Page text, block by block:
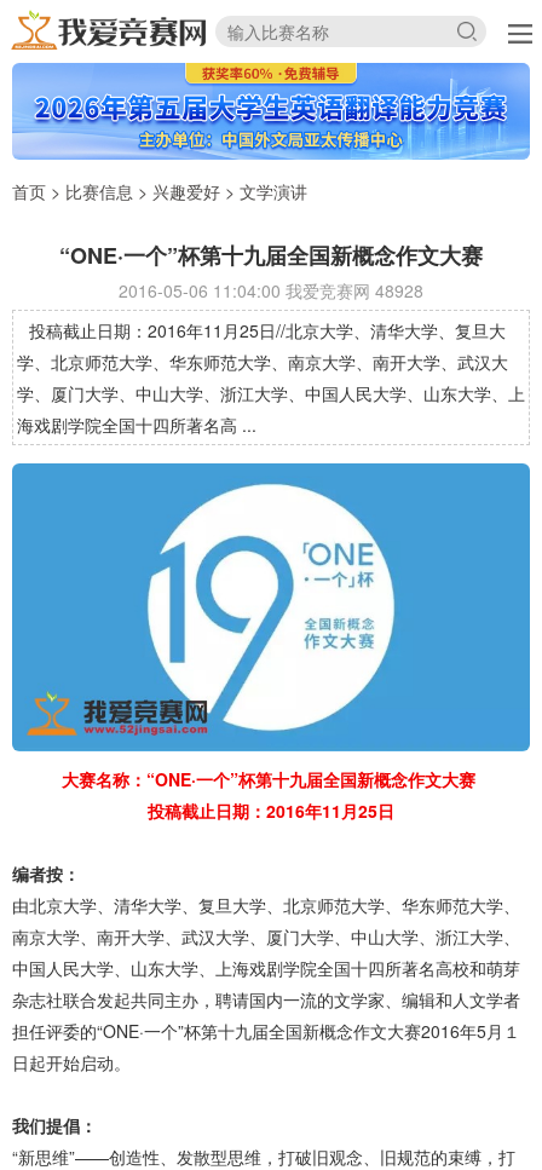
首页 > 比赛信息 > 兴趣爱好 > 文学演讲
“ONE·一个”杯第十九届全国新概念作文大赛
2016-05-06 11:04:00 我爱竞赛网 48928
投稿截止日期：2016年11月25日//北京大学、清华大学、复旦大
学、北京师范大学、华东师范大学、南京大学、南开大学、武汉大
学、厦门大学、中山大学、浙江大学、中国人民大学、山东大学、上
海戏剧学院全国十四所著名高 ...
大赛名称：“ONE·一个”杯第十九届全国新概念作文大赛
投稿截止日期：2016年11月25日
编者按：
由北京大学、清华大学、复旦大学、北京师范大学、华东师范大学、
南京大学、南开大学、武汉大学、厦门大学、中山大学、浙江大学、
中国人民大学、山东大学、上海戏剧学院全国十四所著名高校和萌芽
杂志社联合发起共同主办，聘请国内一流的文学家、编辑和人文学者
担任评委的“ONE·一个”杯第十九届全国新概念作文大赛2016年5月１
日起开始启动。
我们提倡：
“新思维”——创造性、发散型思维，打破旧观念、旧规范的束缚，打